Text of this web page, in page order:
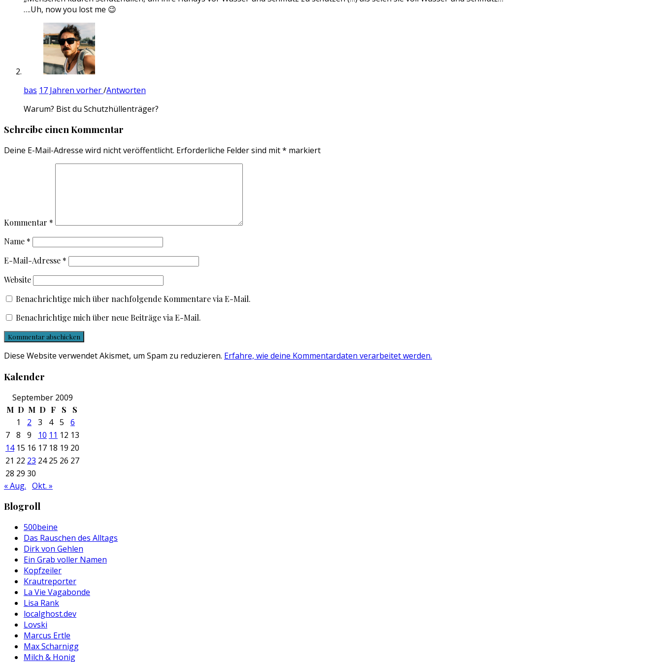
….Uh, now you lost me 😉
bas 17 Jahren vorher/Antworten
Warum? Bist du Schutzhüllenträger?
Schreibe einen Kommentar
Deine E-Mail-Adresse wird nicht veröffentlicht. Erforderliche Felder sind mit* markiert
Kommentar *
Name *
E-Mail-Adresse *
Website
Benachrichtige mich über nachfolgende Kommentare via E-Mail.
Benachrichtige mich über neue Beiträge via E-Mail.
Diese Website verwendet Akismet, um Spam zu reduzieren. Erfahre, wie deine Kommentardaten verarbeitet werden.
Kalender
September 2009
M D M D F S S
1 2 3 4 5
6
7 8 9 10 11 12 13
14 15 16 17 18 19 20
21 22 23 24 25 26 27
28 29 30
« Aug. Okt. »
Blogroll
500beine
Das Rauschen des Alltags
Dirk von Gehlen
Ein Grab voller Namen
Kopfzeiler
Krautreporter
La Vie Vagabonde
Lisa Rank
localghost.dev
Lovski
Marcus Ertle
Max Scharnigg
Milch & Honig